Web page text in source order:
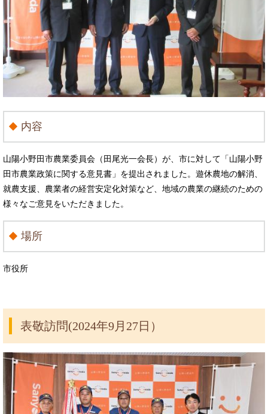
内容
山陽小野田市農業委員会（田尾光一会長）が、市に対して「山陽小野
田市農業政策に関する意見書」を提出されました。遊休農地の解消、
就農支援、農業者の経営安定化対策など、地域の農業の継続のための
様々なご意見をいただきました。
場所
市役所
表敬訪問(2024年9月27日）